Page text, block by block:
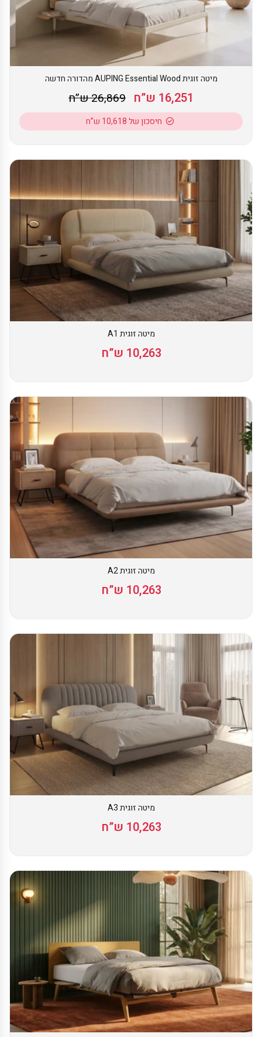
מיטה זוגית AUPING Essential Wood מהדורה חדשה
16,251 ש”ח 26,869 ש”ח
חיסכון של 10,618 ש”ח
מיטה זוגית A1
10,263 ש”ח
מיטה זוגית A2
10,263 ש”ח
מיטה זוגית A3
10,263 ש”ח